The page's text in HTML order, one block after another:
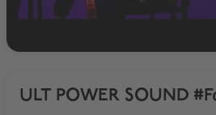
ULT POWER SOUND